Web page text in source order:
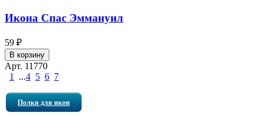
Икона Спас Эммануил
59 ₽
В корзину
Арт. 11770
1
...4 5 6 7
Полки для икон